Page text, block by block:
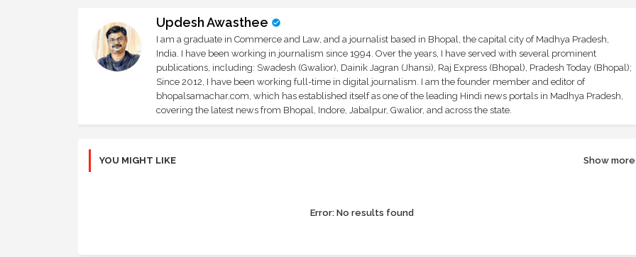
Updesh Awasthee
I am a graduate in Commerce and Law, and a journalist based in Bhopal, the capital city of Madhya Pradesh,
India. I have been working in journalism since 1994. Over the years, I have served with several prominent
publications, including: Swadesh (Gwalior), Dainik Jagran (Jhansi), Raj Express (Bhopal), Pradesh Today (Bhopal);
Since 2012, I have been working full-time in digital journalism. I am the founder member and editor of
bhopalsamachar.com, which has established itself as one of the leading Hindi news portals in Madhya Pradesh,
covering the latest news from Bhopal, Indore, Jabalpur, Gwalior, and across the state.
YOU MIGHT LIKE Show more
Error:No results found